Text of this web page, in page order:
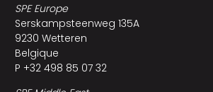
SPE Europe
Serskampsteenweg 135A
9230 Wetteren
Belgique
P +32 498 85 07 32